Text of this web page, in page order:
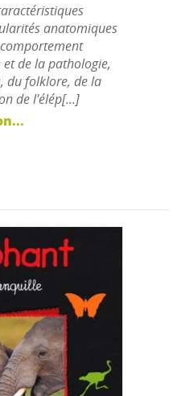
anatomiques
de la pathologie,
du folklore, de la
de l'élép[...]